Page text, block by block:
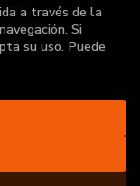
los Derechos
a través de la
Si
su uso. Puede